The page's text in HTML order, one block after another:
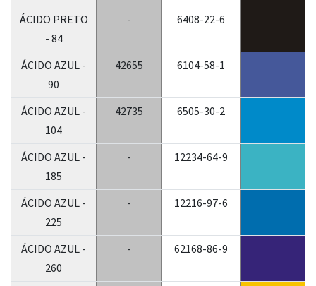
ÁCIDO PRETO
- 84
- 6408-22-6
ÁCIDO AZUL -
90
42655 6104-58-1
ÁCIDO AZUL -
104
42735 6505-30-2
ÁCIDO AZUL -
185
- 12234-64-9
ÁCIDO AZUL -
225
- 12216-97-6
ÁCIDO AZUL -
260
- 62168-86-9